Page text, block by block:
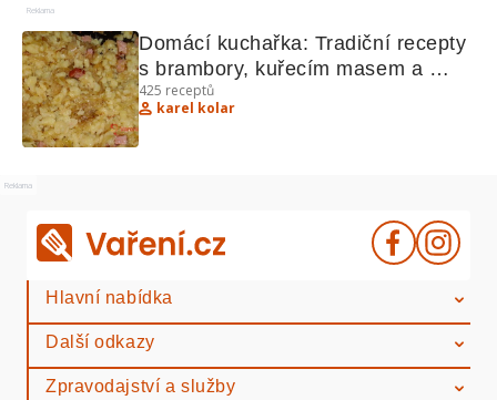
Reklama
Domácí kuchařka: Tradiční recepty
s brambory, kuřecím masem a
sýrem
425 receptů
karel kolar
Reklama
Hlavní nabídka
Další odkazy
Zpravodajství a služby